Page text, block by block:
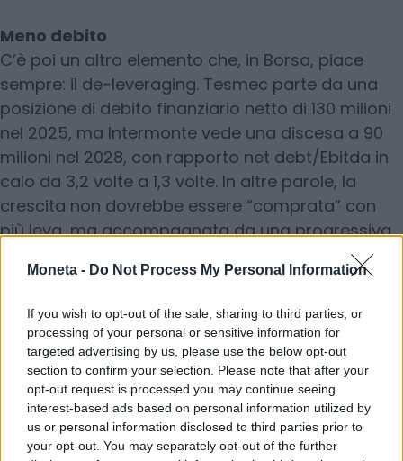
Moneta - Do Not Process My Personal Information
If you wish to opt-out of the sale, sharing to third parties, or
processing of your personal or sensitive information for
targeted advertising by us, please use the below opt-out
section to confirm your selection. Please note that after your
opt-out request is processed you may continue seeing
interest-based ads based on personal information utilized by
us or personal information disclosed to third parties prior to
your opt-out. You may separately opt-out of the further
Meno debito
C’è poi un altro elemento che, in Borsa, piace
sempre: il de-leveraging. Tesmec parte da una
posizione di debito finanziario netto di 130 milioni
nel 2025, ma Intermonte vede una discesa a 90
milioni nel 2028, con rapporto net debt/Ebitda in
calo da 3,2 volte a 1,3 volte. In altre parole, la
crescita non dovrebbe essere “comprata” con
più leva, ma accompagnata da una progressiva
iù ricavi e utili
Gli analisti hanno aumentato le previsioni per il
periodo 2026-2028 indicando il fatturato a 342
milioni a fine triennio, l’ebitda a 71 milioni e l’utile
netto più che raddoppiare a 25 milioni dagli 11
attesi per quest’anno. A questo si aggiunge il
cambiamento regolatorio su sicurezza e